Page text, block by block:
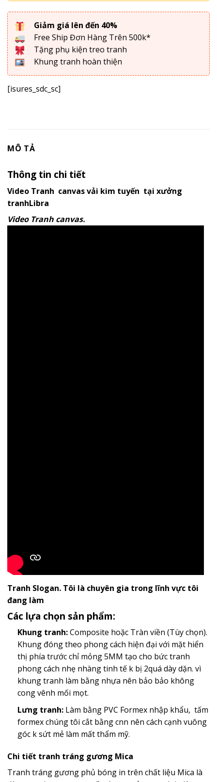
Giảm giá lên đến 40%
Free Ship Đơn Hàng Trên 500k*
Tặng phụ kiện treo tranh
Khung tranh hoàn thiện
[isures_sdc_sc]
MÔ TẢ
Thông tin chi tiết
Video Tranh canvas vải kim tuyến tại xưởng
tranhLibra
Video Tranh canvas.
Tranh Slogan. Tôi là chuyên gia trong lĩnh vực tôi
đang làm
Các lựa chọn sản phẩm:
Khung tranh:Composite hoặc Tràn viền (Tùy chọn).
Khung đóng theo phong cách hiện đại với mặt hiển
thị phía trước chỉ mỏng 5MM tạo cho bức tranh
phong cách nhẹ nhàng tinh tế k bị 2quá dày dặn. vì
khung tranh làm bằng nhựa nên bảo bảo không
cong vênh mối mọt.
Lưng tranh:Làm bằng PVC Formex nhập khẩu, tấm
formex chúng tôi cắt bằng cnn nên cách cạnh vuông
góc k sứt mẻ làm mất thẩm mỹ.
Chi tiết tranh tráng gương Mica
Tranh tráng gương phủ bóng in trên chất liệu Mica là